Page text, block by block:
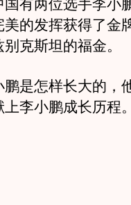
有两位选手李小
的发挥获得了金
克斯坦的福金。
是怎样长大的，
李小鹏成长历程